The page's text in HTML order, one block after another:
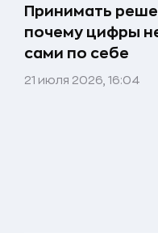
Принимать
почему цифры
сами по себе
21 июля 2026, 16:04